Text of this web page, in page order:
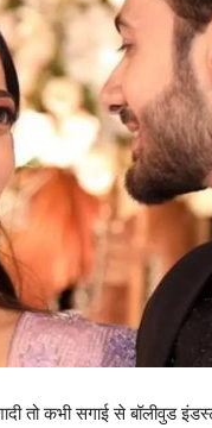
तो कभी सगाई से बॉलीवुड